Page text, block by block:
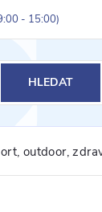
- 15:00)
HLEDAT
outdoor,